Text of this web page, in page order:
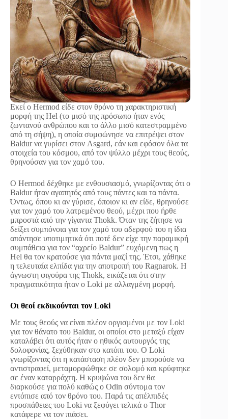
Εκεί ο Hermod είδε στον θρόνο τη χαρακτηριστική
μορφή της Hel (το μισό της πρόσωπο ήταν ενός
ζωντανού ανθρώπου και το άλλο μισό κατεστραμμένο
από τη σήψη), η οποία συμφώνησε να επιτρέψει στον
Baldur να γυρίσει στον Asgard, εάν και εφόσον όλα τα
στοιχεία του κόσμου, από τον ψύλλο μέχρι τους θεούς,
θρηνούσαν για τον χαμό του.
Ο Hermod δέχθηκε με ενθουσιασμό, γνωρίζοντας ότι ο
Baldur ήταν αγαπητός από τους πάντες και τα πάντα.
Όντως, όπου κι αν γύρισε, όποιον κι αν είδε, θρηνούσε
για τον χαμό του λατρεμένου θεού, μέχρι που ήρθε
μπροστά από την γίγαντα Thokk. Όταν της ζήτησε να
δείξει συμπόνοια για τον χαμό του αδερφού του η ίδια
απάντησε υποτιμητικά ότι ποτέ δεν είχε την παραμικρή
συμπάθεια για τον “αχρείο Baldur” ευχόμενη πως η
Hel θα τον κρατούσε για πάντα μαζί της. Έτσι, χάθηκε
η τελευταία ελπίδα για την αποτροπή του Ragnarok. Η
άγνωστη φιγούρα της Thokk, εικάζεται ότι στην
πραγματικότητα ήταν ο Loki με αλλαγμένη μορφή.
Οι θεοί εκδικούνται τον Loki
Με τους θεούς να είναι πλέον οργισμένοι με τον Loki
για τον θάνατο του Baldur, οι οποίοι στο μεταξύ είχαν
καταλάβει ότι αυτός ήταν ο ηθικός αυτουργός της
δολοφονίας, ξεχύθηκαν στο κατόπι του. Ο Loki
γνωρίζοντας ότι η κατάσταση πλέον δεν μπορούσε να
αντιστραφεί, μεταμορφώθηκε σε σολομό και κρύφτηκε
σε έναν καταρράχτη. Η κρυψώνα του δεν θα
διαρκούσε για πολύ καθώς ο Odin σύντομα τον
εντόπισε από τον θρόνο του. Παρά τις απέλπιδές
προσπάθειες του Loki να ξεφύγει τελικά ο Thor
κατάφερε να τον πιάσει.